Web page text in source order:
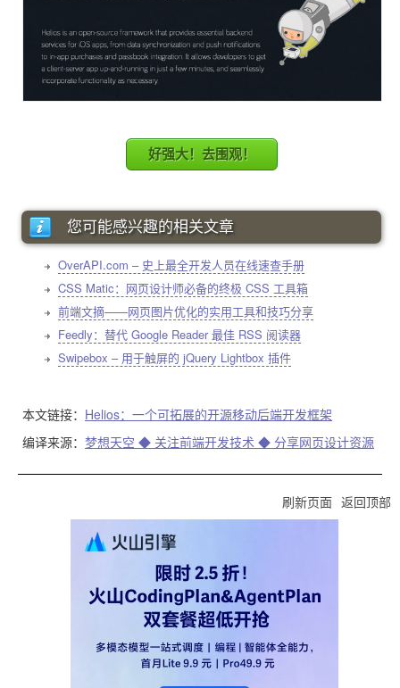
好强大！去围观！
您可能感兴趣的相关文章
OverAPI.com – 史上最全开发人员在线速查手册
CSS Matic：网页设计师必备的终极 CSS 工具箱
前端文摘——网页图片优化的实用工具和技巧分享
Feedly：替代 Google Reader 最佳 RSS 阅读器
Swipebox – 用于触屏的 jQuery Lightbox 插件
本文链接： Helios：一个可拓展的开源移动后端开发框架
编译来源： 梦想天空 ◆ 关注前端开发技术 ◆ 分享网页设计资源
刷新页面 返回顶部